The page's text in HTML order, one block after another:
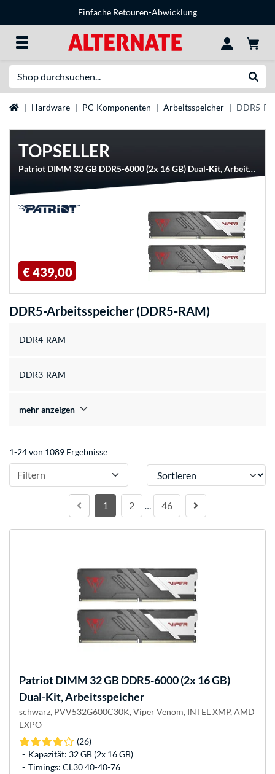
Einfache Retouren-Abwicklung
StartseiteHardware PC-Komponenten Arbeitsspeicher DDR5-
TOPSELLER
Patriot DIMM 32 GB DDR5-6000 (2x 16 GB) Dual-Kit, Arbeitsspeicher
€ 439,00
DDR5-Arbeitsspeicher (DDR5-RAM)
DDR4-RAM
DDR3-RAM
mehr anzeigen
1-24 von 1089 Ergebnisse
Filtern Sortieren
1 2 … 46
PatriotDIMM 32 GB DDR5-6000 (2x 16 GB)
Dual-Kit, Arbeitsspeicher
schwarz, PVV532G600C30K, Viper Venom, INTEL XMP, AMD
EXPO
(26)
Kapazität: 32 GB (2x 16 GB)
Timings: CL30 40-40-76